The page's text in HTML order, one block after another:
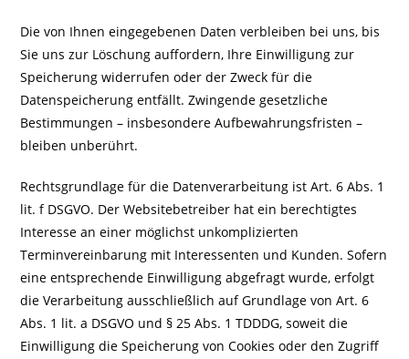
Die von Ihnen eingegebenen Daten verbleiben bei uns, bis
Sie uns zur Löschung auffordern, Ihre Einwilligung zur
Speicherung widerrufen oder der Zweck für die
Datenspeicherung entfällt. Zwingende gesetzliche
Bestimmungen – insbesondere Aufbewahrungsfristen –
bleiben unberührt.
Rechtsgrundlage für die Datenverarbeitung ist Art. 6 Abs. 1
lit. f DSGVO. Der Websitebetreiber hat ein berechtigtes
Interesse an einer möglichst unkomplizierten
Terminvereinbarung mit Interessenten und Kunden. Sofern
eine entsprechende Einwilligung abgefragt wurde, erfolgt
die Verarbeitung ausschließlich auf Grundlage von Art. 6
Abs. 1 lit. a DSGVO und § 25 Abs. 1 TDDDG, soweit die
Einwilligung die Speicherung von Cookies oder den Zugriff